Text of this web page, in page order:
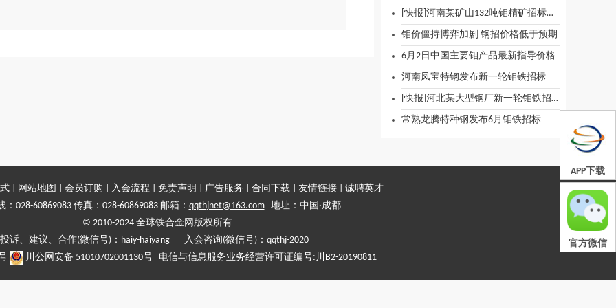
[快报]河南某矿山132吨钼精矿招标出货预告
钼价僵持博弈加剧 钢招价格低于预期
6月2日中国主要钼产品最新指导价格
河南凤宝特钢发布新一轮钼铁招标
[快报]河北某大型钢厂新一轮钼铁招标启动
常熟龙腾特种钢发布6月钼铁招标
网站地图 会员订购 入会流程 免责声明 广告服务 合同下载 友情链接
诚聘英才
：028-60869083 传真：028-60869083 邮箱： qqthjnet@163.com地址：中国·成都
© 2010-2024 全球铁合金网版权所有
投诉、建议、合作(微信号)：haiy-haiyang 入会咨询(微信号)：qqthj-2020
川公网安备 51010702001130号 电信与信息服务业务经营许可证编号:川B2-20190811
APP下载
官方微信